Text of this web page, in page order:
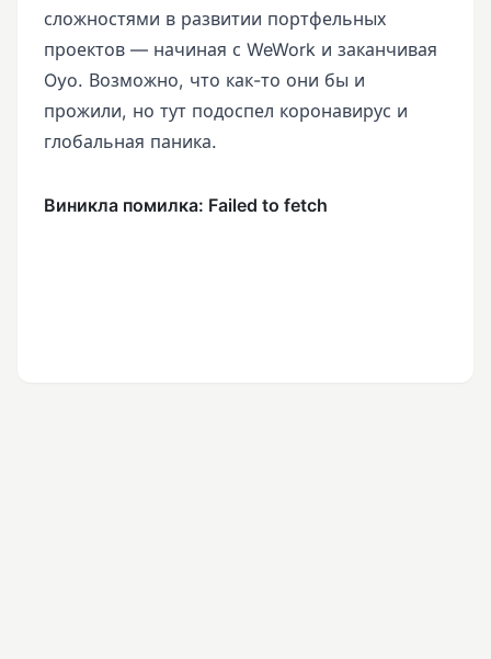
сложностями в развитии портфельных
проектов — начиная с WeWork и заканчивая
Oyo. Возможно, что как-то они бы и
прожили, но тут подоспел коронавирус и
глобальная паника.